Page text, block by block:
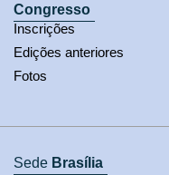
Congresso
Inscrições
Edições anteriores
Fotos
Sede Brasília